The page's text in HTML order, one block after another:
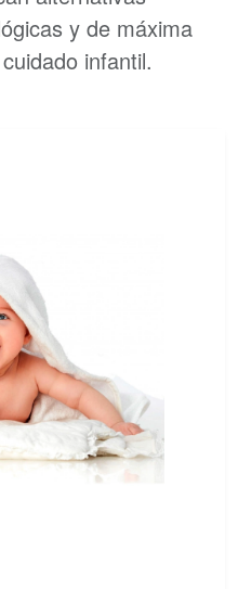
y de máxima
infantil.